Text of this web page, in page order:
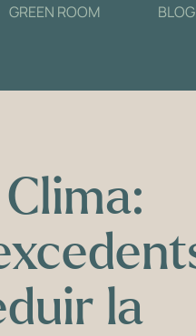
GREEN ROOM BLOG
la